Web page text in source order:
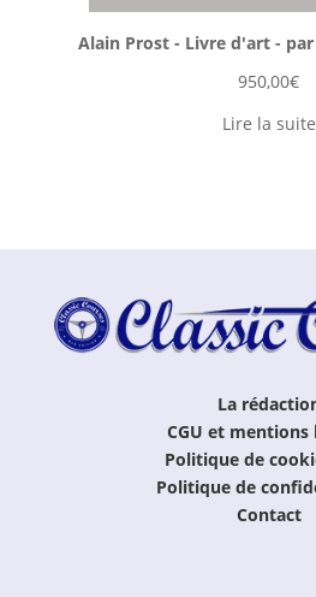
Alain Prost - Livre d'art -
950,00€
Lire la suite
La
CGU et mentions
Politique de
Politique de
Contact